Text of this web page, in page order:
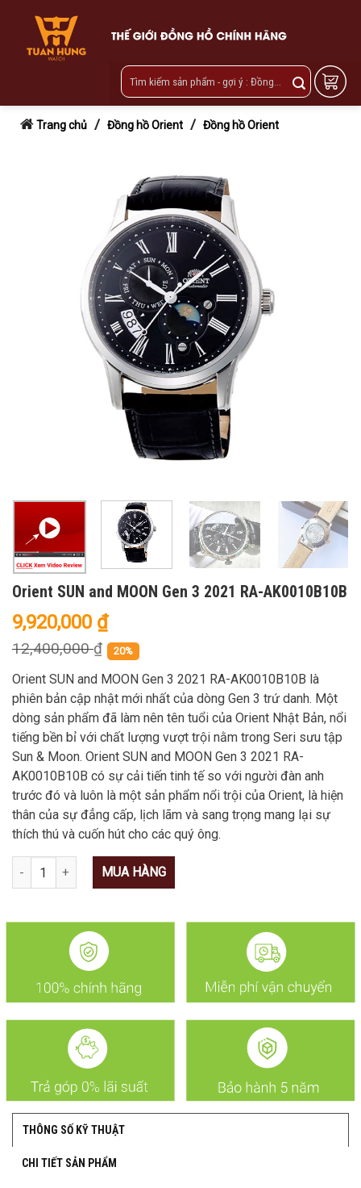
content
Trang chủ / Đồng hồ Orient / Đồng hồ Orient
Orient SUN and MOON Gen 3 2021 RA-AK0010B10B
9,920,000 ₫
12,400,000₫ 20%
Orient SUN and MOON Gen 3 2021 RA-AK0010B10B là
phiên bản cập nhật mới nhất của dòng Gen 3 trứ danh. Một
dòng sản phẩm đã làm nên tên tuổi của Orient Nhật Bản, nổi
tiếng bền bỉ với chất lượng vượt trội nằm trong Seri sưu tập
Sun & Moon. Orient SUN and MOON Gen 3 2021 RA-
AK0010B10B có sự cải tiến tinh tế so với người đàn anh
trước đó và luôn là một sản phẩm nổi trội của Orient, là hiện
thân của sự đẳng cấp, lịch lãm và sang trọng mang lại sự
thích thú và cuốn hút cho các quý ông.
Số lượng MUA HÀNG
THÔNG SỐ KỸ THUẬT
CHI TIẾT SẢN PHẨM